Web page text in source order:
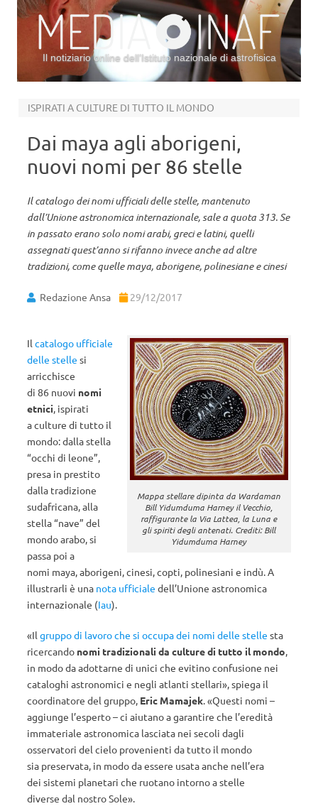
Il notiziario online dell’Istituto nazionale di astrofisica
ISPIRATI A CULTURE DI TUTTO IL MONDO
Dai maya agli aborigeni,
nuovi nomi per 86 stelle
Il catalogo dei nomi ufficiali delle stelle, mantenuto
dall’Unione astronomica internazionale, sale a quota 313. Se
in passato erano solo nomi arabi, greci e latini, quelli
assegnati quest’anno si rifanno invece anche ad altre
tradizioni, come quelle maya, aborigene, polinesiane e cinesi
Redazione Ansa 29/12/2017
Mappa stellare dipinta da Wardaman
Bill Yidumduma Harney il Vecchio,
raffigurante la Via Lattea, la Luna e
gli spiriti degli antenati. Crediti: Bill
Yidumduma Harney
Il catalogo ufficiale
delle stelle si
arricchisce
di 86 nuovi nomi
etnici, ispirati
a culture di tutto il
mondo: dalla stella
“occhi di leone”,
presa in prestito
dalla tradizione
sudafricana, alla
stella “nave” del
mondo arabo, si
passa poi a
nomi maya, aborigeni, cinesi, copti, polinesiani e indù. A
illustrarli è una nota ufficiale dell’Unione astronomica
internazionale (Iau).
«Il gruppo di lavoro che si occupa dei nomi delle stelle sta
ricercando nomi tradizionali da culture di tutto il mondo,
in modo da adottarne di unici che evitino confusione nei
cataloghi astronomici e negli atlanti stellari», spiega il
coordinatore del gruppo, Eric Mamajek. «Questi nomi –
aggiunge l’esperto – ci aiutano a garantire che l’eredità
immateriale astronomica lasciata nei secoli dagli
osservatori del cielo provenienti da tutto il mondo
sia preservata, in modo da essere usata anche nell’era
dei sistemi planetari che ruotano intorno a stelle
diverse dal nostro Sole».